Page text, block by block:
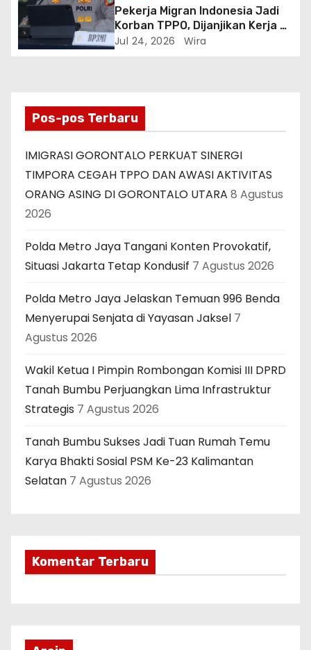
Pekerja Migran Indonesia Jadi
Korban TPPO, Dijanjikan Kerja di
Turki Berujung ke Libya
Jul 24, 2026 Wira
Pos-pos Terbaru
IMIGRASI GORONTALO PERKUAT SINERGI
TIMPORA CEGAH TPPO DAN AWASI AKTIVITAS
ORANG ASING DI GORONTALO UTARA 8 Agustus
2026
Polda Metro Jaya Tangani Konten Provokatif,
Situasi Jakarta Tetap Kondusif 7 Agustus 2026
Polda Metro Jaya Jelaskan Temuan 996 Benda
Menyerupai Senjata di Yayasan Jaksel 7
Agustus 2026
Wakil Ketua I Pimpin Rombongan Komisi III DPRD
Tanah Bumbu Perjuangkan Lima Infrastruktur
Strategis 7 Agustus 2026
Tanah Bumbu Sukses Jadi Tuan Rumah Temu
Karya Bhakti Sosial PSM Ke-23 Kalimantan
Selatan 7 Agustus 2026
Komentar Terbaru